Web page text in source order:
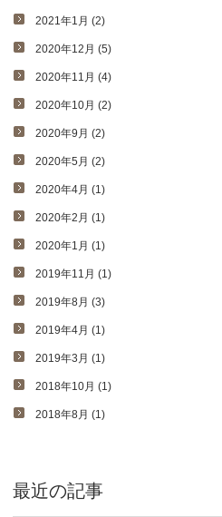
2021年1月 (2)
2020年12月 (5)
2020年11月 (4)
2020年10月 (2)
2020年9月 (2)
2020年5月 (2)
2020年4月 (1)
2020年2月 (1)
2020年1月 (1)
2019年11月 (1)
2019年8月 (3)
2019年4月 (1)
2019年3月 (1)
2018年10月 (1)
2018年8月 (1)
最近の記事